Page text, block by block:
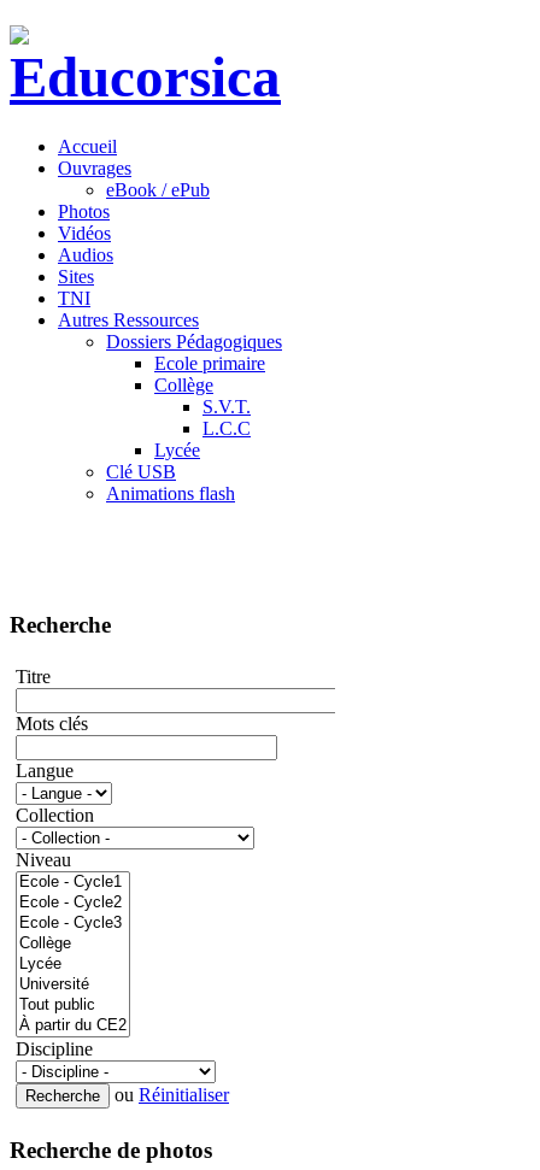
Accueil
Ouvrages
eBook / ePub
Photos
Vidéos
Audios
Sites
TNI
Autres Ressources
Dossiers Pédagogiques
Ecole primaire
Collège
S.V.T.
L.C.C
Lycée
Clé USB
Animations flash
Recherche
Titre
Mots clés
Langue
Collection
Niveau
Discipline
ou Réinitialiser
Recherche de photos